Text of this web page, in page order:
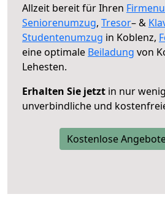
Allzeit bereit für Ihren
Seniorenumzug, Tresor– &
Studentenumzug in Koblenz,
eine optimale Beiladung von
Lehesten.
Erhalten Sie jetzt in nur
unverbindliche und
Kostenlose